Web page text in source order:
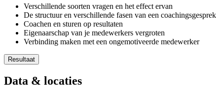
Verschillende soorten vragen en het effect ervan
De structuur en verschillende fasen van een coachingsgesprek
Coachen en sturen op resultaten
Eigenaarschap van je medewerkers vergroten
Verbinding maken met een ongemotiveerde medewerker
Resultaat
Je kunt je medewerkers coachen en hen ondersteunen bij hun
Je weet een coachende houding aan te nemen in je gesprekken
Data & locaties